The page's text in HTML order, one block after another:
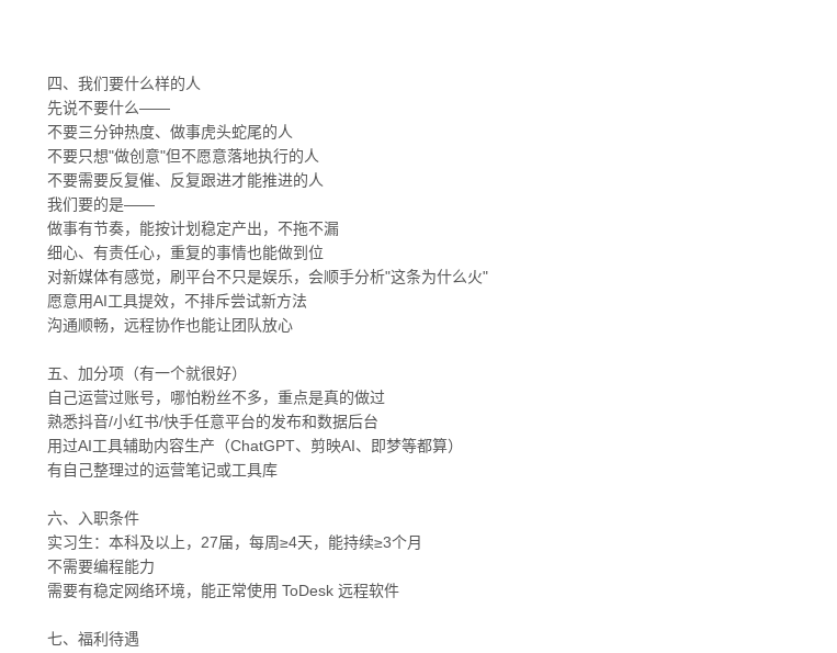
四、我们要什么样的人
先说不要什么——
不要三分钟热度、做事虎头蛇尾的人
不要只想"做创意"但不愿意落地执行的人
不要需要反复催、反复跟进才能推进的人
我们要的是——
做事有节奏，能按计划稳定产出，不拖不漏
细心、有责任心，重复的事情也能做到位
对新媒体有感觉，刷平台不只是娱乐，会顺手分析"这条为什么火"
愿意用AI工具提效，不排斥尝试新方法
沟通顺畅，远程协作也能让团队放心
五、加分项（有一个就很好）
自己运营过账号，哪怕粉丝不多，重点是真的做过
熟悉抖音/小红书/快手任意平台的发布和数据后台
用过AI工具辅助内容生产（ChatGPT、剪映AI、即梦等都算）
有自己整理过的运营笔记或工具库
六、入职条件
实习生：本科及以上，27届，每周≥4天，能持续≥3个月
不需要编程能力
需要有稳定网络环境，能正常使用 ToDesk 远程软件
七、福利待遇